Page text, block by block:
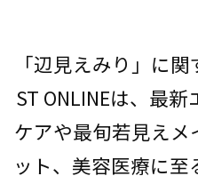
「辺見えみり」に
ST ONLINEは、最
ケアや最旬若見えメ
ット、美容医療に